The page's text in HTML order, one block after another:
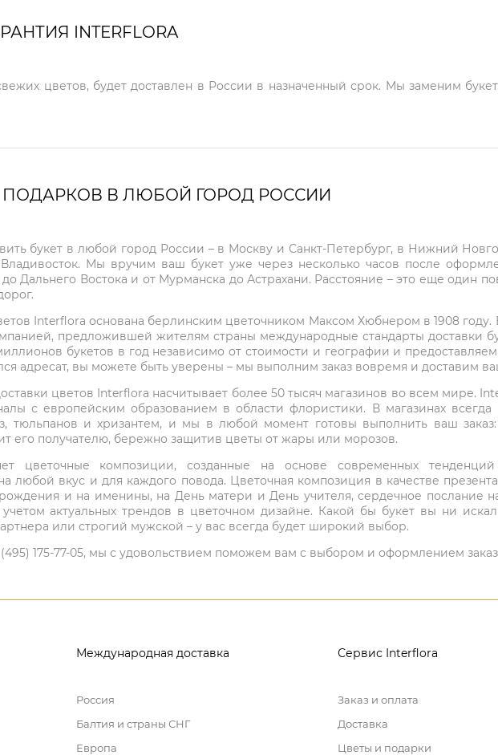
INTERFLORA
цветов, будет доставлен в России в назначенный срок. Мы заменим
ПОДАРКОВ В ЛЮБОЙ ГОРОД РОССИИ
букет в любой город России – в Москву и Санкт-Петербург, в Нижний
Мы вручим ваш букет уже через несколько часов после
Дальнего Востока и от Мурманска до Астрахани. Расстояние – это еще один
Interflora основана берлинским цветочником Максом Хюбнером в 1908
предложившей жителям страны международные стандарты доставки
букетов в год независимо от стоимости и географии и
адресат, вы можете быть уверены – мы выполним заказ вовремя и доставим
цветов Interflora насчитывает более 50 тысяч магазинов во всем мире.
с европейским образованием в области флористики. В магазинах
тюльпанов и хризантем, и мы в любой момент готовы выполнить ваш
его получателю, бережно защитив цветы от жары или морозов.
цветочные композиции, созданные на основе современных
любой вкус и для каждого повода. Цветочная композиция в качестве
и на именины, на День матери и День учителя, сердечное послание
актуальных трендов в цветочном дизайне. Какой бы букет вы ни
или строгий мужской – у вас всегда будет широкий выбор.
175-77-05, мы с удовольствием поможем вам с выбором и оформлением
Международная доставка
Россия
Балтия и страны СНГ
Европа
Сервис Interflora
Заказ и оплата
Доставка
Цветы и подарки